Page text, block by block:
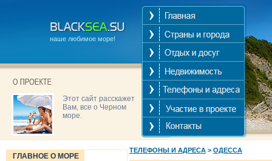
наше любимое море!
Этот сайт расскажет
Вам, все о Черном
море.
ГЛАВНОЕ О МОРЕ
ТЕЛЕФОНЫ И АДРЕСА > ОДЕССА